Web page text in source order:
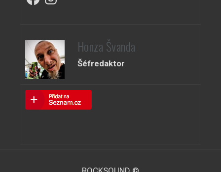
Honza Švanda
Šéfredaktor